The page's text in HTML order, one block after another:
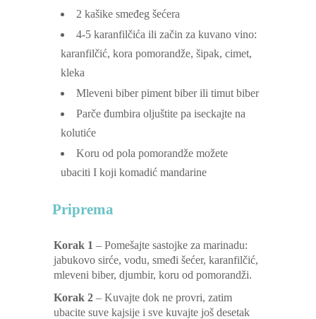
2 kašike smeđeg šećera
4-5 karanfilčića ili začin za kuvano vino:
karanfilčić, kora pomorandže, šipak, cimet,
kleka
Mleveni biber piment biber ili timut biber
Parče đumbira oljuštite pa iseckajte na
kolutiće
Koru od pola pomorandže možete
ubaciti I koji komadić mandarine
Priprema
Korak 1 – Pomešajte sastojke za marinadu:
jabukovo sirće, vodu, smeđi šećer, karanfilčić,
mleveni biber, djumbir, koru od pomorandži.
Korak 2 – Kuvajte dok ne provri, zatim
ubacite suve kajsije i sve kuvajte još desetak